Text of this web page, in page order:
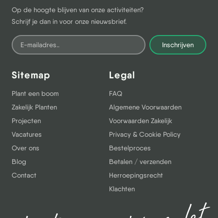
Op de hoogte blijven van onze activiteiten?
Schrijf je dan in voor onze nieuwsbrief.
Inschrijven
Sitemap
Plant een boom
Zakelijk Planten
Projecten
Vacatures
Over ons
Blog
Contact
Legal
FAQ
Algemene Voorwaarden
Voorwaarden Zakelijk
Privacy & Cookie Policy
Bestelproces
Betalen / verzenden
Herroepingsrecht
Klachten